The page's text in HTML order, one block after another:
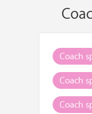
Coach
Coach
Coach